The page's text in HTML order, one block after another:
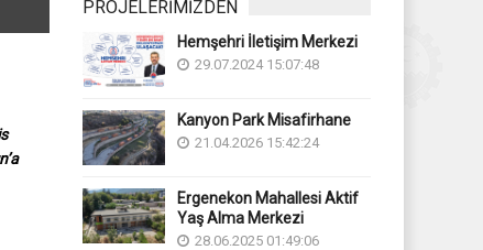
PROJELERİMİZDEN
Hemşehri İletişim Merkezi
29.07.2024 15:07:48
Kanyon Park Misafirhane
21.04.2026 15:42:24
Ergenekon Mahallesi Aktif
Yaş Alma Merkezi
28.06.2025 01:49:06